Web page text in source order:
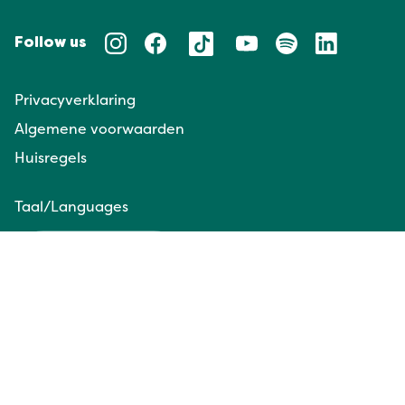
Follow us
Privacyverklaring
Algemene voorwaarden
Huisregels
Taal/Languages